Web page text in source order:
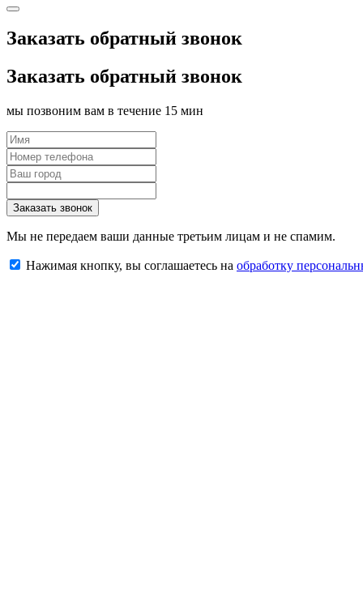
Заказать обратный звонок
Заказать обратный звонок
мы позвоним вам в течение 15 мин
Заказать звонок
Мы не передаем ваши данные третьим лицам и не спамим.
Нажимая кнопку, вы соглашаетесь на обработку